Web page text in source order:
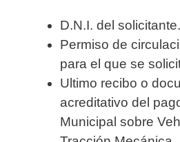
D.N.I. del solicitante.
Permiso de
para el que se
Ultimo recibo o
acreditativo del
Municipal sobre